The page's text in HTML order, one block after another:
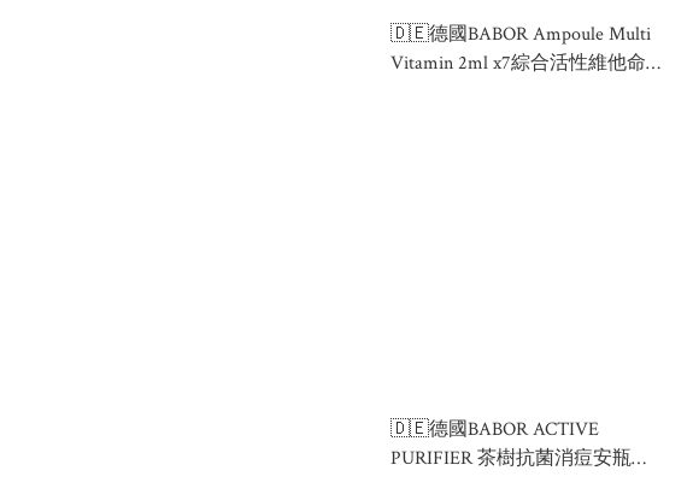
🇩🇪德國BABOR Ampoule Multi
Vitamin 2ml x7綜合活性維他命安
🇩🇪德國BABOR ACTIVE
PURIFIER 茶樹抗菌消痘安瓶